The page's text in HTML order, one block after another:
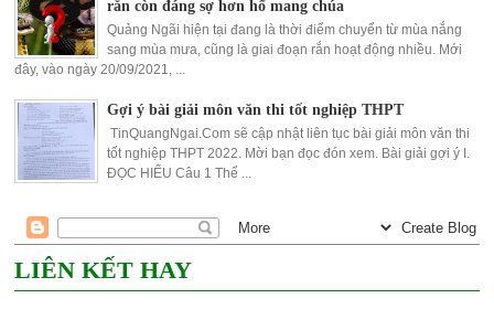
rắn còn đáng sợ hơn hổ mang chúa
Quảng Ngãi hiện tại đang là thời điểm chuyển từ mùa nắng
sang mùa mưa, cũng là giai đoạn rắn hoạt động nhiều. Mới
đây, vào ngày 20/09/2021, ...
Gợi ý bài giải môn văn thi tốt nghiệp THPT
TinQuangNgai.Com sẽ cập nhật liên tục bài giải môn văn thi
tốt nghiệp THPT 2022. Mời bạn đọc đón xem. Bài giải gợi ý I.
ĐỌC HIỂU Câu 1 Thể ...
LIÊN KẾT HAY